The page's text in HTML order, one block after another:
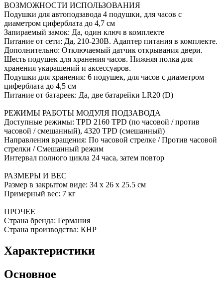
ВОЗМОЖНОСТИ ИСПОЛЬЗОВАНИЯ
Подушки для автоподзавода 4 подушки, для часов с
диаметром циферблата до 4,7 см
Запираемый замок: Да, один ключ в комплекте
Питание от сети: Да, 210-230В. Адаптер питания в комплекте.
Дополнительно: Отключаемый датчик открывания двери.
Шесть подушек для хранения часов. Нижняя полка для
хранения укарашений и аксессуаров.
Подушки для хранения: 6 подушек, для часов с диаметром
циферблата до 4,5 см
Питание от батареек: Да, две батарейки LR20 (D)
РЕЖИМЫ РАБОТЫ МОДУЛЯ ПОДЗАВОДА
Доступные режимы: TPD 2160 TPD (по часовой / против
часовой / смешанный), 4320 TPD (смешанный)
Направления вращения: По часовой стрелке / Против часовой
стрелки / Смешанный режим
Интервал полного цикла 24 часа, затем повтор
РАЗМЕРЫ И ВЕС
Размер в закрытом виде: 34 х 26 х 25.5 см
Примерный вес: 7 кг
ПРОЧЕЕ
Страна бренда: Германия
Страна производства: КНР
Характеристики
Основное